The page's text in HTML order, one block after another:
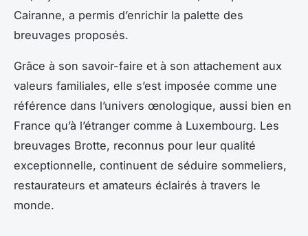
Cairanne, a permis d’enrichir la palette des
breuvages proposés.
Grâce à son savoir-faire et à son attachement aux
valeurs familiales, elle s’est imposée comme une
référence dans l’univers œnologique, aussi bien en
France qu’à l’étranger comme à Luxembourg. Les
breuvages Brotte, reconnus pour leur qualité
exceptionnelle, continuent de séduire sommeliers,
restaurateurs et amateurs éclairés à travers le
monde.